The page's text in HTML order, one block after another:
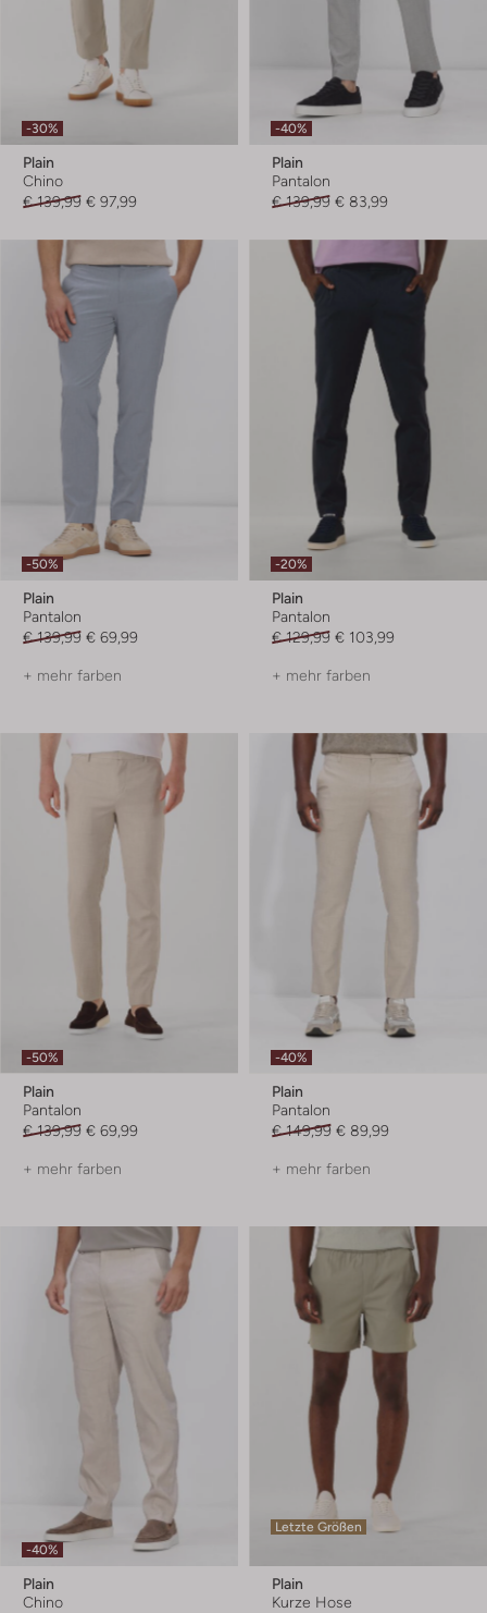
-30%
Plain
Chino
€ 139,99 € 97,99
-40%
Plain
Pantalon
€ 139,99 € 83,99
-50%
Plain
Pantalon
€ 139,99 € 69,99
+ mehr farben
-20%
Plain
Pantalon
€ 129,99 € 103,99
+ mehr farben
-50%
Plain
Pantalon
€ 139,99 € 69,99
+ mehr farben
-40%
Plain
Pantalon
€ 149,99 € 89,99
+ mehr farben
-40%
Plain
Chino
Letzte Größen
Plain
Kurze Hose